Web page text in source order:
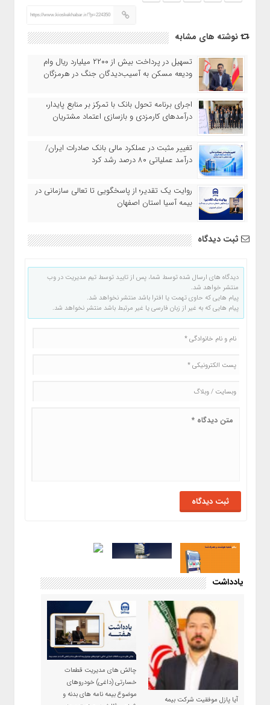
https://www.kioskekhabar.ir/?p=224350
نوشته های مشابه
تسهیل در پرداخت بیش از ۲۲۰۰ میلیارد ریال وام
ودیعه مسکن به آسیب‌دیدگان جنگ در هرمزگان
اجرای برنامه تحول بانک با تمرکز بر منابع پایدار،
درآمدهای کارمزدی و بازسازی اعتماد مشتریان
تغییر مثبت در عملکرد مالی بانک صادرات ایران/
درآمد عملیاتی ۸۰ درصد رشد کرد
روایت یک تقدیر؛ از پاسخگویی تا تعالی سازمانی در
بیمه آسیا استان اصفهان
ثبت دیدگاه
دیدگاه های ارسال شده توسط شما، پس از تایید توسط تیم مدیریت در وب
منتشر خواهد شد.
پیام هایی که حاوی تهمت یا افترا باشد منتشر نخواهد شد.
پیام هایی که به غیر از زبان فارسی یا غیر مرتبط باشد منتشر نخواهد شد.
یادداشت
آیا پازل موفقیت شرکت بیمه
چالش های مدیریت قطعات
خسارتی (داغی) خودروهای
موضوع بیمه نامه های بدنه و